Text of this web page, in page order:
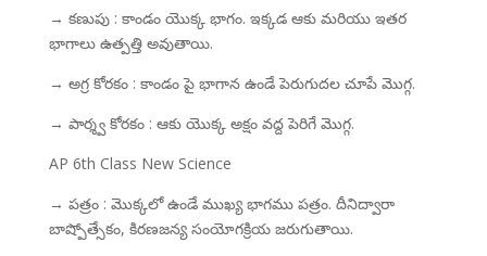
→ కణుపు : కాండం యొక్క భాగం. ఇక్కడ ఆకు మరియు ఇతర
భాగాలు ఉత్పత్తి అవుతాయి.
→ అగ్ర కోరకం : కాండం పై భాగాన ఉండే పెరుగుదల చూపే మొగ్గ.
→ పార్శ్వ కోరకం : ఆకు యొక్క అక్షం వద్ద పెరిగే మొగ్గ.
AP 6th Class New Science
→ పత్రం : మొక్కలో ఉండే ముఖ్య భాగము పత్రం. దీనిద్వారా
బాష్పోత్సేకం, కిరణజన్య సంయోగక్రియ జరుగుతాయి.